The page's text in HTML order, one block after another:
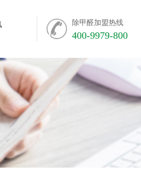
除甲醛加盟热线
400-9979-800